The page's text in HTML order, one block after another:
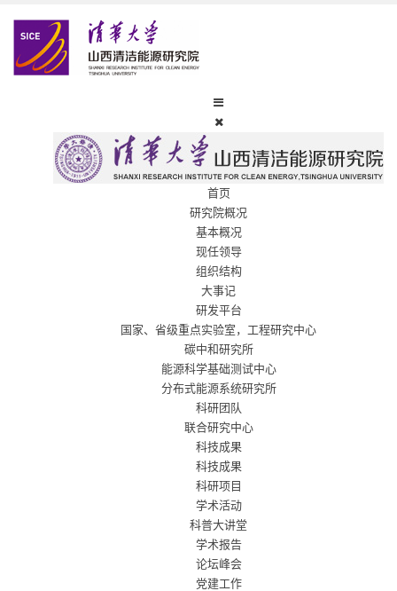
首页
研究院概况
基本概况
现任领导
组织结构
大事记
研发平台
国家、省级重点实验室，工程研究中心
碳中和研究所
能源科学基础测试中心
分布式能源系统研究所
科研团队
联合研究中心
科技成果
科技成果
科研项目
学术活动
科普大讲堂
学术报告
论坛峰会
党建工作